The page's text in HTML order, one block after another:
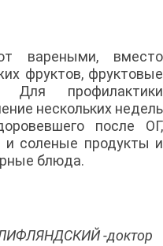
вареными, вместо
фруктов, фруктовые
Для профилактики
нескольких недель
после ОГ,
и соленые продукты и
блюда.
-доктор